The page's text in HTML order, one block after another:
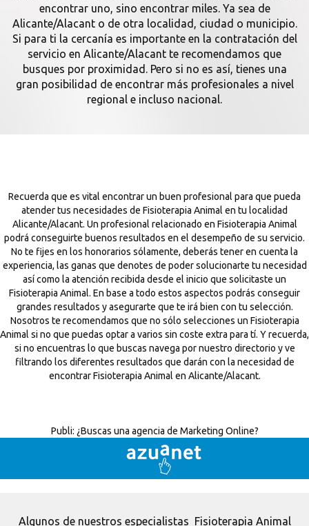
encontrar uno, sino encontrar miles. Ya sea de
Alicante/Alacant o de otra localidad, ciudad o municipio.
Si para ti la cercanía es importante en la contratación del
servicio en Alicante/Alacant te recomendamos que
busques por proximidad. Pero si no es así, tienes una
gran posibilidad de encontrar más profesionales a nivel
regional e incluso nacional.
Recuerda que es vital encontrar un buen profesional para que pueda
atender tus necesidades de Fisioterapia Animal en tu localidad
Alicante/Alacant. Un profesional relacionado en Fisioterapia Animal
podrá conseguirte buenos resultados en el desempeño de su servicio.
No te fijes en los honorarios sólamente, deberás tener en cuenta la
experiencia, las ganas que denotes de poder solucionarte tu necesidad
así como la atención recibida desde el inicio que solicitaste un
Fisioterapia Animal. En base a todo estos aspectos podrás conseguir
grandes resultados y asegurarte que te irá bien con tu selección.
Nosotros te recomendamos que no sólo selecciones un Fisioterapia
Animal si no que puedas optar a varios sin coste extra para tí. Y recuerda,
si no encuentras lo que buscas navega por nuestro directorio y ve
filtrando los diferentes resultados que darán con la necesidad de
encontrar Fisioterapia Animal en Alicante/Alacant.
Publi: ¿Buscas una agencia de Marketing Online?
Algunos de nuestros especialistas Fisioterapia Animal